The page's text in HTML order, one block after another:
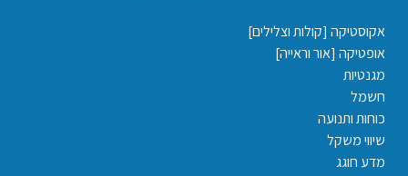
אקוסטיקה [קולות וצלילים]
אופטיקה [אור וראייה]
מגנטיות
חשמל
כוחות ותנועה
שיווי משקל
מדע חוגג